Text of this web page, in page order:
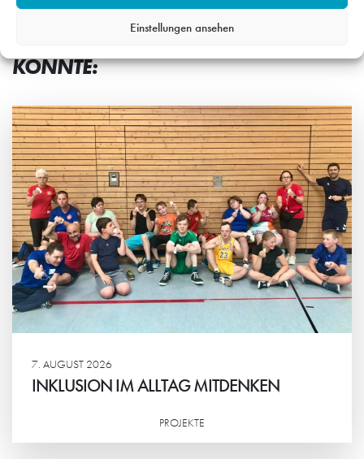
Einstellungen ansehen
WAS DICH NOCH INTERESSIEREN
KÖNNTE:
7. AUGUST 2026
INKLUSION IM ALLTAG MITDENKEN
PROJEKTE